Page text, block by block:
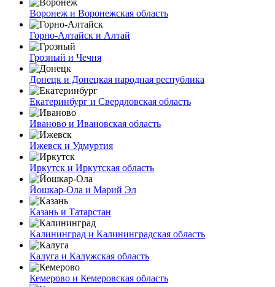
Воронеж и Воронежская область
Горно-Алтайск и Алтай
Грозный и Чечня
Донецк и Донецкая народная республика
Екатеринбург и Свердловская область
Иваново и Ивановская область
Ижевск и Удмуртия
Иркутск и Иркутская область
Йошкар-Ола и Марий Эл
Казань и Татарстан
Калининград и Калининградская область
Калуга и Калужская область
Кемерово и Кемеровская область